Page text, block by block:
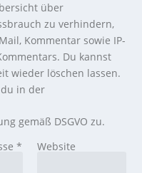
über
zu verhindern,
Kommentar sowie IP-
Du kannst
wieder löschen lassen.
in der
gemäß DSGVO zu.
* Website